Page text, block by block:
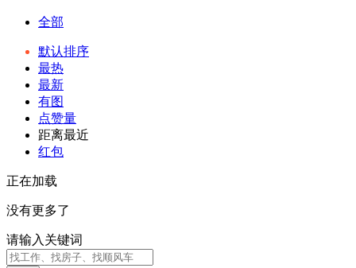
全部
默认排序
最热
最新
有图
点赞量
距离最近
红包
正在加载
没有更多了
请输入关键词